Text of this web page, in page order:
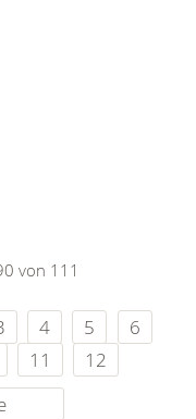
von 111
4 5
6
11
12